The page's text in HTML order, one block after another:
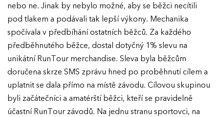
nebo ne. Jinak by nebylo možné, aby se běžci necítili
pod tlakem a podávali tak lepší výkony. Mechanika
spočívala v předbíhání ostatních běžců. Za každého
předběhnutého běžce, dostal dotyčný 1% slevu na
unikátní RunTour merchandise. Sleva byla běžcům
doručena skrze SMS zprávu hned po proběhnutí cílem a
uplatnit se dala přímo na místě závodu. Cílovou skupinou
byli začátečníci a amatérští běžci, kteří se pravidelně
účastní RunTour závodů. Na jednu stranu sportovci, na